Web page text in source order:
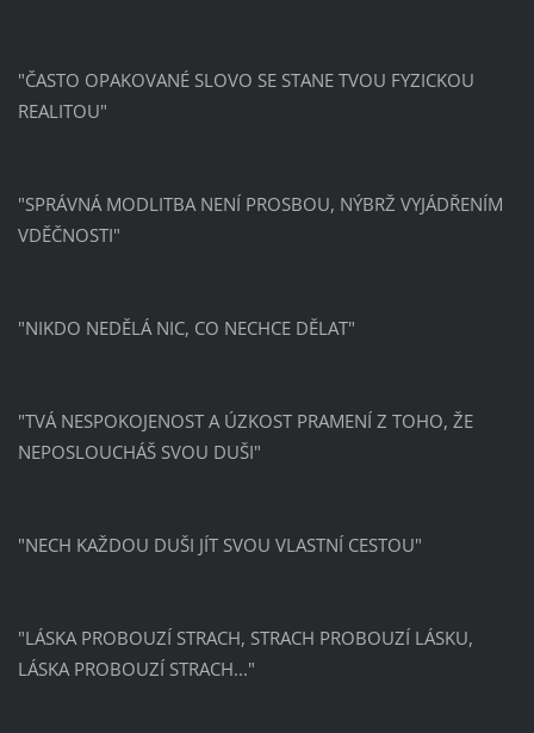
"ČASTO OPAKOVANÉ SLOVO SE STANE TVOU FYZICKOU
REALITOU"
"SPRÁVNÁ MODLITBA NENÍ PROSBOU, NÝBRŽ VYJÁDŘENÍM
VDĚČNOSTI"
"NIKDO NEDĚLÁ NIC, CO NECHCE DĚLAT"
"TVÁ NESPOKOJENOST A ÚZKOST PRAMENÍ Z TOHO, ŽE
NEPOSLOUCHÁŠ SVOU DUŠI"
"NECH KAŽDOU DUŠI JÍT SVOU VLASTNÍ CESTOU"
"LÁSKA PROBOUZÍ STRACH, STRACH PROBOUZÍ LÁSKU,
LÁSKA PROBOUZÍ STRACH..."